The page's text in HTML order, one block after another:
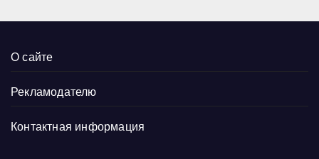
О сайте
Рекламодателю
Контактная информация